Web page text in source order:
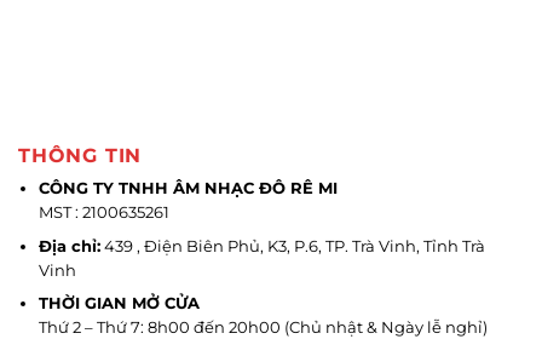
THÔNG TIN
CÔNG TY TNHH ÂM NHẠC ĐÔ RÊ MI
MST : 2100635261
Địa chỉ:439 , Điện Biên Phủ, K3, P.6, TP. Trà Vinh, Tỉnh Trà
Vinh
THỜI GIAN MỞ CỬA
Thứ 2 – Thứ 7: 8h00 đến 20h00 (Chủ nhật & Ngày lễ nghỉ)